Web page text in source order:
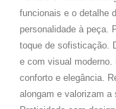
funcionais e o detalhe
personalidade à peça.
toque de sofisticação.
e com visual moderno.
conforto e elegância.
alongam e valorizam